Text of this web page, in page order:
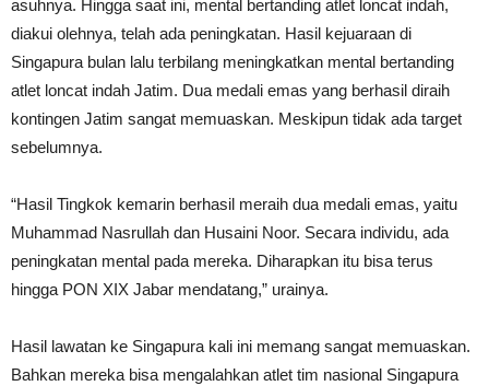
asuhnya. Hingga saat ini, mental bertanding atlet loncat indah,
diakui olehnya, telah ada peningkatan. Hasil kejuaraan di
Singapura bulan lalu terbilang meningkatkan mental bertanding
atlet loncat indah Jatim. Dua medali emas yang berhasil diraih
kontingen Jatim sangat memuaskan. Meskipun tidak ada target
sebelumnya.
“Hasil Tingkok kemarin berhasil meraih dua medali emas, yaitu
Muhammad Nasrullah dan Husaini Noor. Secara individu, ada
peningkatan mental pada mereka. Diharapkan itu bisa terus
hingga PON XIX Jabar mendatang,” urainya.
Hasil lawatan ke Singapura kali ini memang sangat memuaskan.
Bahkan mereka bisa mengalahkan atlet tim nasional Singapura